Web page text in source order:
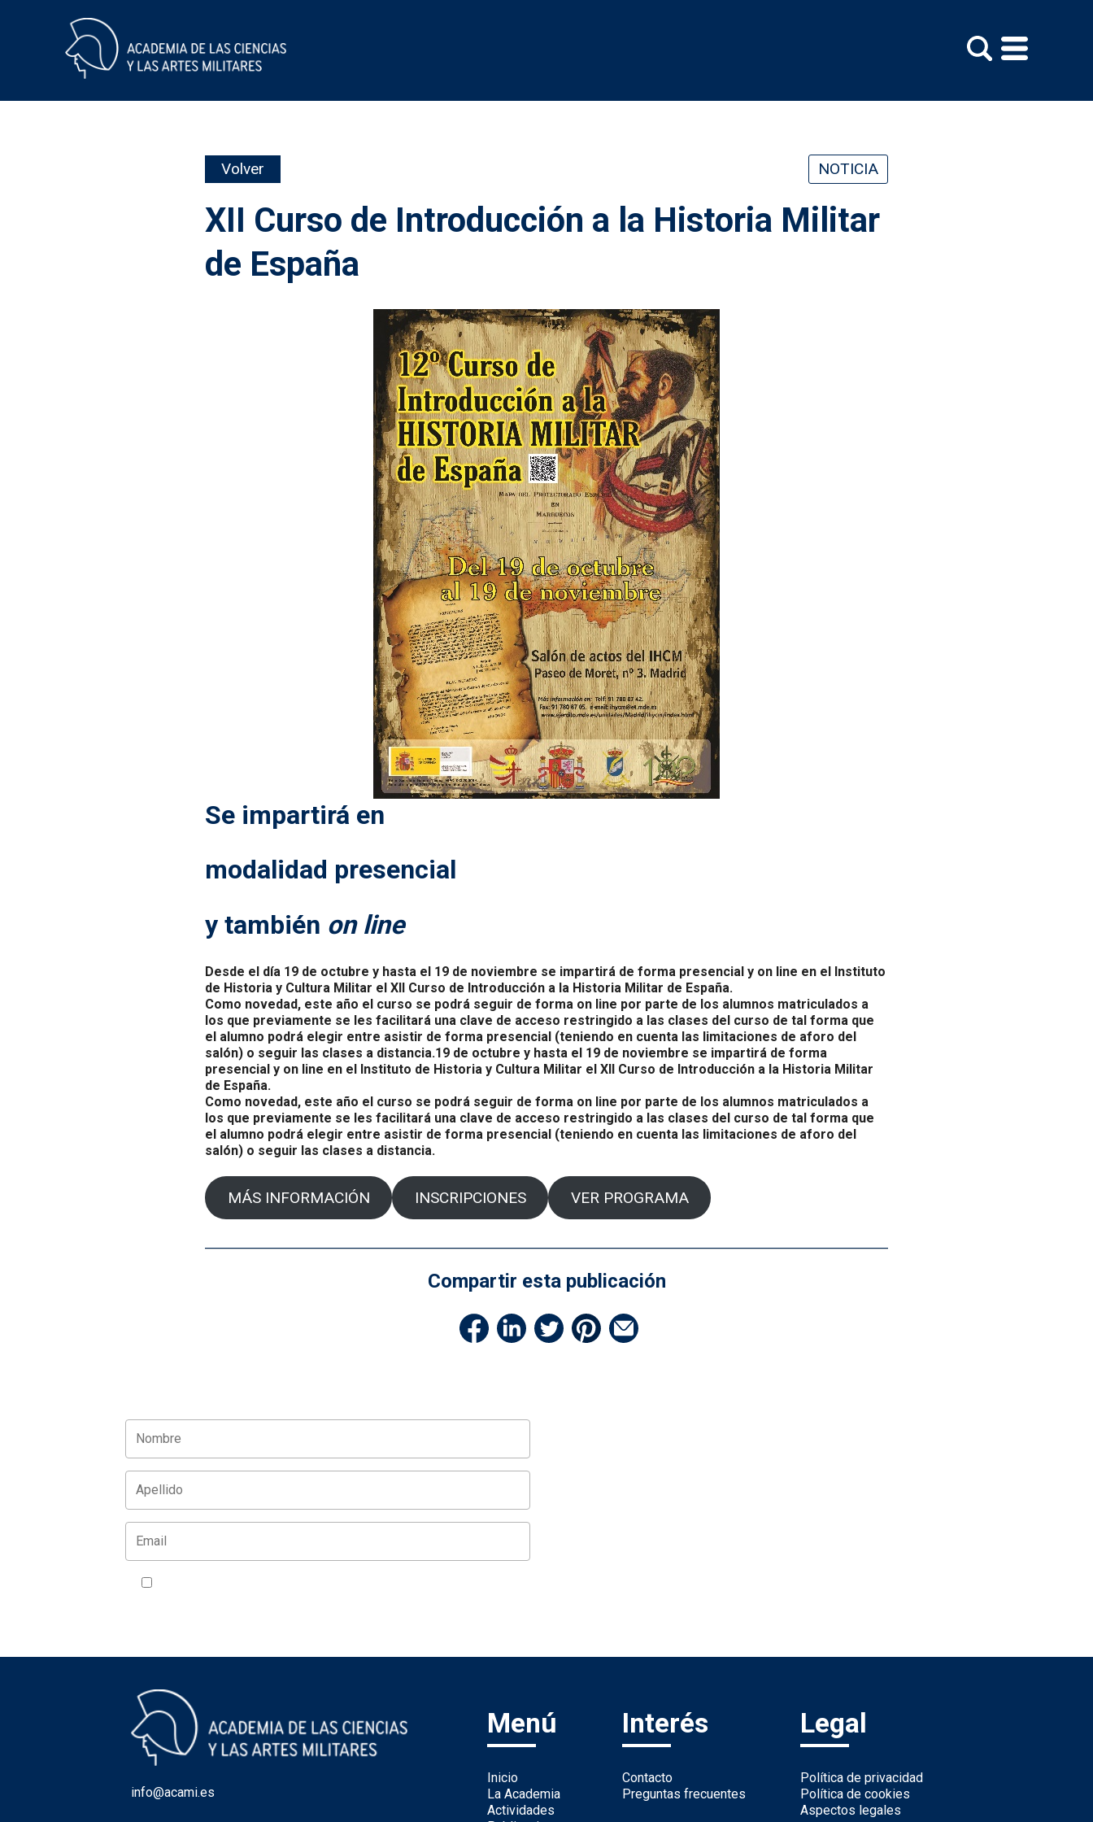
Volver NOTICIA
XII Curso de Introducción a la Historia Militar
de España
Se impartirá en
modalidad presencial
y también on line
Desde el día 19 de octubre y hasta el 19 de noviembre se impartirá de forma presencial y on line en el Instituto
de Historia y Cultura Militar el XII Curso de Introducción a la Historia Militar de España.
Como novedad, este año el curso se podrá seguir de forma on line por parte de los alumnos matriculados a
los que previamente se les facilitará una clave de acceso restringido a las clases del curso de tal forma que
el alumno podrá elegir entre asistir de forma presencial (teniendo en cuenta las limitaciones de aforo del
salón) o seguir las clases a distancia.19 de octubre y hasta el 19 de noviembre se impartirá de forma
presencial y on line en el Instituto de Historia y Cultura Militar el XII Curso de Introducción a la Historia Militar
de España.
Como novedad, este año el curso se podrá seguir de forma on line por parte de los alumnos matriculados a
los que previamente se les facilitará una clave de acceso restringido a las clases del curso de tal forma que
el alumno podrá elegir entre asistir de forma presencial (teniendo en cuenta las limitaciones de aforo del
salón) o seguir las clases a distancia.
MÁS INFORMACIÓN INSCRIPCIONES VER PROGRAMA
Compartir esta publicación
info@acami.es
Menú
Inicio
La Academia
Actividades
Interés
Contacto
Preguntas frecuentes
Legal
Política de privacidad
Política de cookies
Aspectos legales